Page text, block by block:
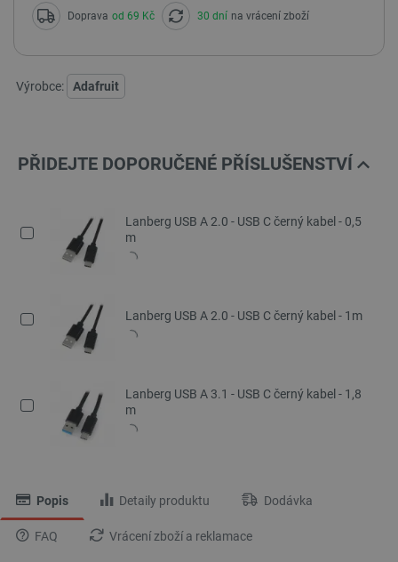
Doprava od 69 Kč 30 dní na vrácení zboží
Výrobce: Adafruit
PŘIDEJTE DOPORUČENÉ PŘÍSLUŠENSTVÍ
Lanberg USB A 2.0 - USB C černý kabel - 0,5
m
Lanberg USB A 2.0 - USB C černý kabel - 1m
Lanberg USB A 3.1 - USB C černý kabel - 1,8
m
Popis Detaily produktu Dodávka
FAQ Vrácení zboží a reklamace